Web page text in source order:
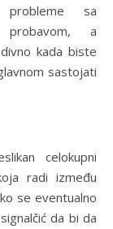
probleme sa
probavom, a
kada biste
sastojati
celokupni
radi između
se eventualno
da bi da